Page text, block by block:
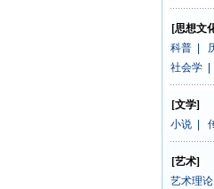
[思想文
科普
社会学
[文学]
小说
[艺术]
艺术理论